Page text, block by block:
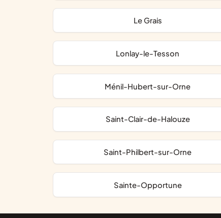
Le Grais
Lonlay-le-Tesson
Ménil-Hubert-sur-Orne
Saint-Clair-de-Halouze
Saint-Philbert-sur-Orne
Sainte-Opportune